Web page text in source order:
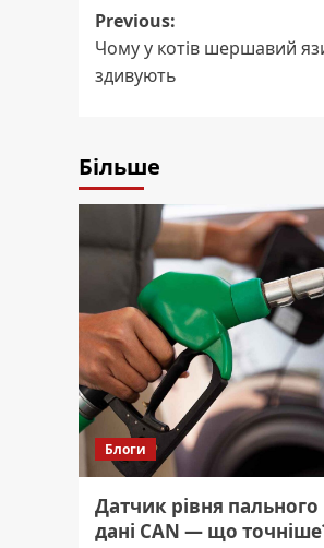
Post
navigation
Previous:
Чому у котів шершавий
здивують
Більше
Блоги
Датчик рівня пального
дані CAN — що